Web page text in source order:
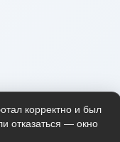
корректно и был
отказаться — окно